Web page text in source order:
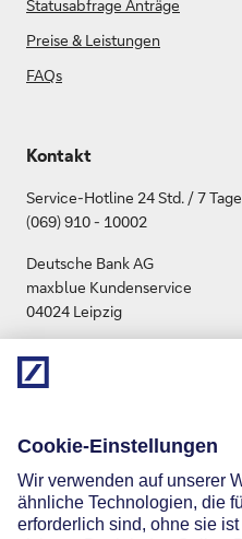
Statusabfrage Anträge
Preise & Leistungen
FAQs
Kontakt
Service-Hotline 24 Std. / 7 Tage
(069) 910 - 10002
Deutsche Bank AG
maxblue Kundenservice
04024 Leipzig
info.maxblue@db.com
Social Media